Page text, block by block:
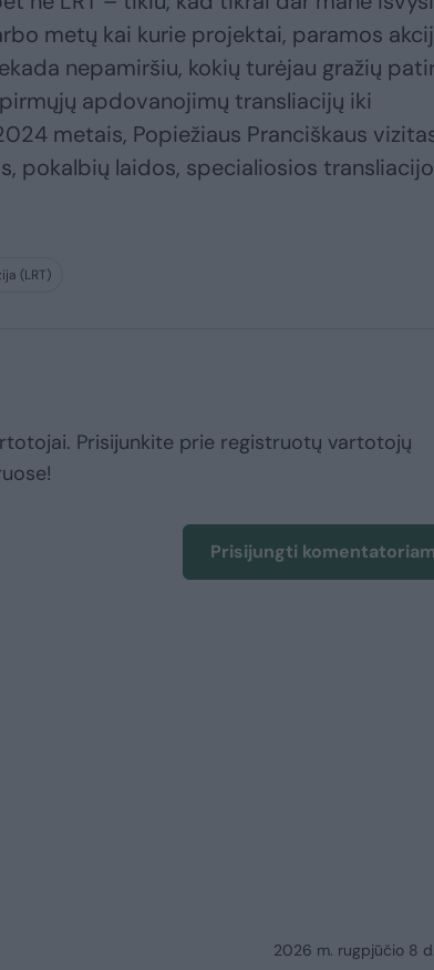
metų kai kurie projektai, paramos
nepamiršiu, kokių turėjau gražių
apdovanojimų transliacijų iki
metais, Popiežiaus Pranciškaus
pokalbių laidos, specialiosios
(LRT)
Prisijunkite prie registruotų vartotojų
Prisijungti
2026 m. rugpjūčio 8 d.